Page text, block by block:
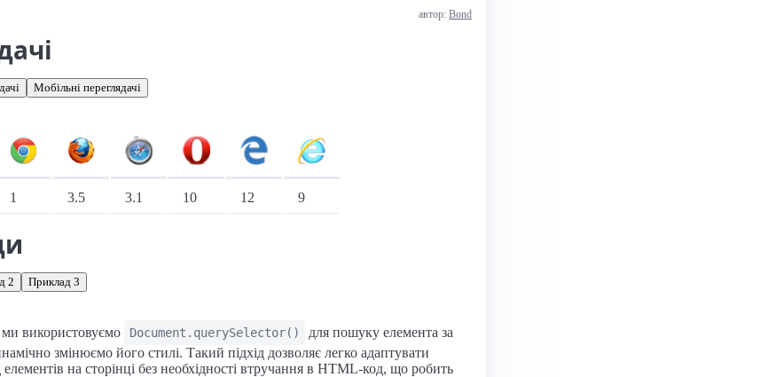
автор: Bond
Мобільні переглядачі
1 3.5 3.1 10 12 9
2 Приклад 3
використовуємо Document.querySelector()
для пошуку елемента за
змінюємо його стилі. Такий підхід дозволяє легко адаптувати
елементів на сторінці без необхідності втручання в HTML-код, що робить